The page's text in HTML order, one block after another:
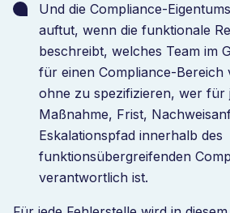
Und die Compliance-
auftut, wenn die funktionale
beschreibt, welches Team im
für einen Compliance-Bereich
ohne zu spezifizieren, wer für
Maßnahme, Frist,
Eskalationspfad innerhalb des
funktionsübergreifenden
verantwortlich ist.